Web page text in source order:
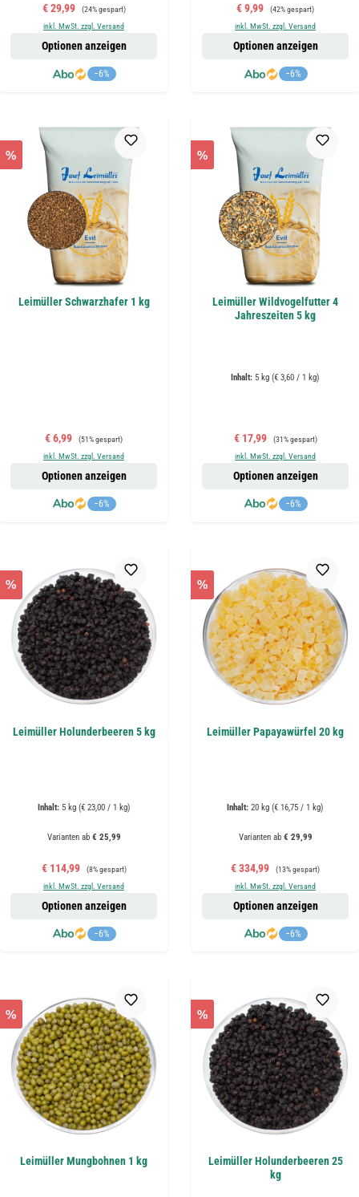
Verkaufspreis:
€ 29,99 Regulärer Preis:
(24% gespart)
inkl. MwSt. zzgl. Versand
−6%
Optionen anzeigen
Verkaufspreis:
€ 9,99 Regulärer Preis:
(42% gespart)
inkl. MwSt. zzgl. Versand
−6%
Optionen anzeigen
%
Leimüller Schwarzhafer 1 kg
Verkaufspreis:
€ 6,99 Regulärer Preis:
(51% gespart)
inkl. MwSt. zzgl. Versand
−6%
Optionen anzeigen
%
Leimüller Wildvogelfutter 4
Jahreszeiten 5 kg
Inhalt: 5 kg (€ 3,60 / 1 kg)
Verkaufspreis:
€ 17,99 Regulärer Preis:
(31% gespart)
inkl. MwSt. zzgl. Versand
−6%
Optionen anzeigen
%
Leimüller Holunderbeeren 5 kg
Inhalt: 5 kg (€ 23,00 / 1 kg)
Varianten ab€ 25,99
Verkaufspreis:
€ 114,99 Regulärer Preis:
(8% gespart)
inkl. MwSt. zzgl. Versand
−6%
Optionen anzeigen
%
Leimüller Papayawürfel 20 kg
Inhalt: 20 kg (€ 16,75 / 1 kg)
Varianten ab€ 29,99
Verkaufspreis:
€ 334,99 Regulärer Preis:
(13% gespart)
inkl. MwSt. zzgl. Versand
−6%
Optionen anzeigen
%
Leimüller Mungbohnen 1 kg
%
Leimüller Holunderbeeren 25
kg